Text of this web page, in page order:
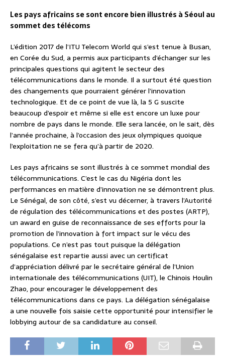
Les pays africains se sont encore bien illustrés à Séoul au
sommet des télécoms
L’édition 2017 de l’ITU Telecom World qui s’est tenue à Busan,
en Corée du Sud, a permis aux participants d’échanger sur les
principales questions qui agitent le secteur des
télécommunications dans le monde. Il a surtout été question
des changements que pourraient générer l’innovation
technologique. Et de ce point de vue là, la 5 G suscite
beaucoup d’espoir et même si elle est encore un luxe pour
nombre de pays dans le monde. Elle sera lancée, on le sait, dès
l’année prochaine, à l’occasion des jeux olympiques quoique
l’exploitation ne se fera qu’à partir de 2020.
Les pays africains se sont illustrés à ce sommet mondial des
télécommunications. C’est le cas du Nigéria dont les
performances en matière d’innovation ne se démontrent plus.
Le Sénégal, de son côté, s’est vu décerner, à travers l’Autorité
de régulation des télécommunications et des postes (ARTP),
un award en guise de reconnaissance de ses efforts pour la
promotion de l’innovation à fort impact sur le vécu des
populations. Ce n’est pas tout puisque la délégation
sénégalaise est repartie aussi avec un certificat
d’appréciation délivré par le secrétaire général de l’Union
internationale des télécommunications (UIT), le Chinois Houlin
Zhao, pour encourager le développement des
télécommunications dans ce pays. La délégation sénégalaise
a une nouvelle fois saisie cette opportunité pour intensifier le
lobbying autour de sa candidature au conseil.